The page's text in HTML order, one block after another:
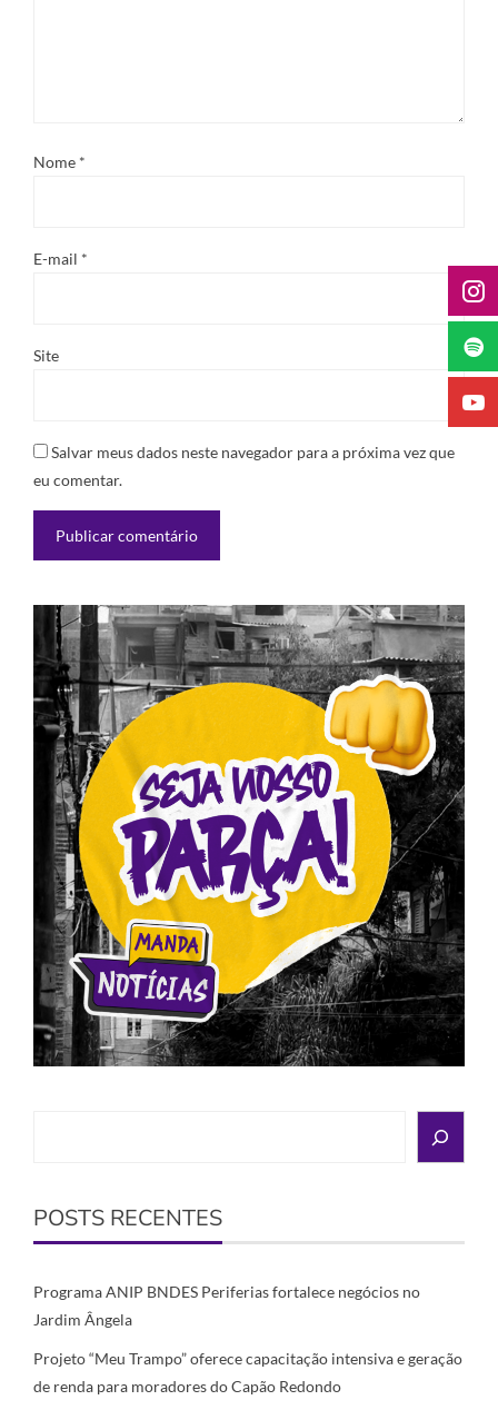
Nome *
E-mail *
Site
Salvar meus dados neste navegador para a próxima vez que
eu comentar.
POSTS RECENTES
Programa ANIP BNDES Periferias fortalece negócios no
Jardim Ângela
Projeto “Meu Trampo” oferece capacitação intensiva e geração
de renda para moradores do Capão Redondo